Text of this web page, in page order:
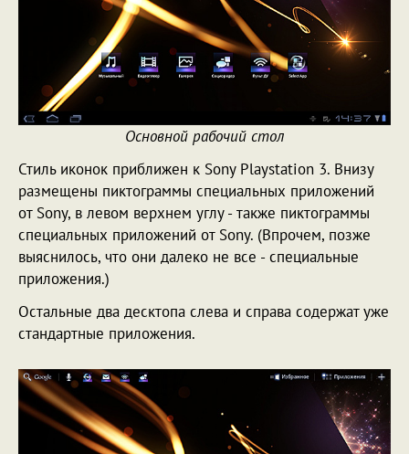
Основной рабочий стол
Стиль иконок приближен к Sony Playstation 3. Внизу
размещены пиктограммы специальных приложений
от Sony, в левом верхнем углу - также пиктограммы
специальных приложений от Sony. (Впрочем, позже
выяснилось, что они далеко не все - специальные
приложения.)
Остальные два десктопа слева и справа содержат уже
стандартные приложения.